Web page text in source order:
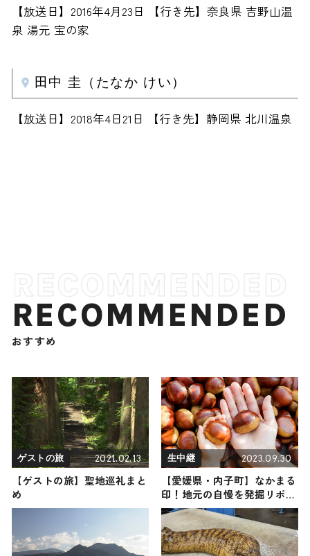
【放送日】2016年4月23日 【行き先】奈良県 吉野山温
泉 湯元 宝の家
田中 圭（たなか けい）
【放送日】2018年4日21日 【行き先】静岡県 北川温泉
RECOMMENDED
おすすめ
ゲストの旅 2021.02.13
【ゲストの旅】聖地巡礼まと
め
生中継 2023.09.30
【愛媛県・内子町】なかまる
印！地元の自慢を発掘リポー
ト